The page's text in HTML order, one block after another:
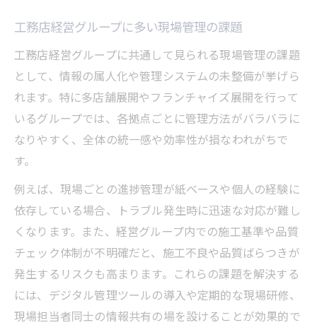
工務店経営グループに多い現場管理の課題
工務店経営グループに共通して見られる現場管理の課題
として、情報の属人化や管理システムの未整備が挙げら
れます。特に多店舗展開やフランチャイズ展開を行って
いるグループでは、各拠点ごとに管理方法がバラバラに
なりやすく、全体の統一感や効率性が損なわれがちで
す。
例えば、現場ごとの進捗管理が紙ベースや個人の経験に
依存している場合、トラブル発生時に迅速な対応が難し
くなります。また、経営グループ内での施工基準や品質
チェック体制が不明確だと、施工不良や品質ばらつきが
発生するリスクも高まります。これらの課題を解決する
には、デジタル管理ツールの導入や定期的な現場研修、
現場担当者同士の情報共有の場を設けることが効果的で